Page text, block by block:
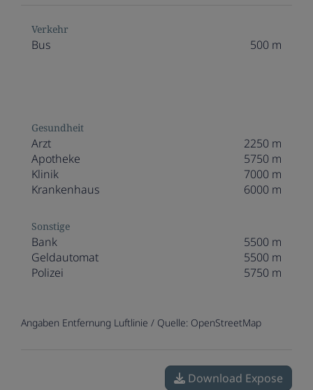
Verkehr
Bus 500 m
Gesundheit
Arzt
2250 m
Apotheke
5750 m
Klinik
7000 m
Krankenhaus
6000 m
Sonstige
Bank
5500 m
Geldautomat
5500 m
Polizei
5750 m
Angaben Entfernung Luftlinie / Quelle: OpenStreetMap
Download Expose